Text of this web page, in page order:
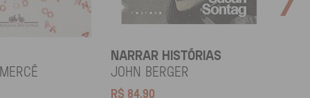
NARRAR HISTÓRIAS
John Berger
R$ 84,90